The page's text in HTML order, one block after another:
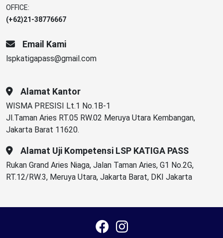
OFFICE:
(+62)21-38776667
Email Kami
lspkatigapass@gmail.com
Alamat Kantor
WISMA PRESISI Lt.1 No.1B-1
Jl.Taman Aries RT.05 RW.02 Meruya Utara Kembangan,
Jakarta Barat 11620.
Alamat Uji Kompetensi LSP KATIGA PASS
Rukan Grand Aries Niaga, Jalan Taman Aries, G1 No.2G,
RT.12/RW.3, Meruya Utara, Jakarta Barat, DKI Jakarta